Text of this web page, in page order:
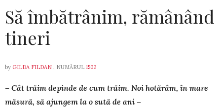
Să îmbătrânim, rămânând
tineri
by GILDA FILDAN , NUMĂRUL 1502
– Cât trăim depinde de cum trăim. Noi hotărâm, în mare
măsură, să ajungem la o sută de ani –